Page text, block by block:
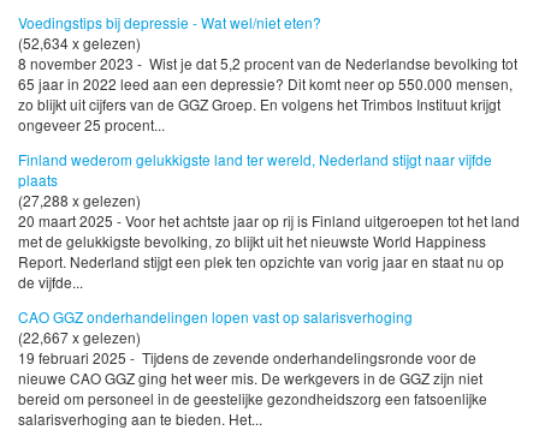
Voedingstips bij depressie - Wat wel/niet eten?
(52,634 x gelezen)
8 november 2023 - Wist je dat 5,2 procent van de Nederlandse bevolking tot
65 jaar in 2022 leed aan een depressie? Dit komt neer op 550.000 mensen,
zo blijkt uit cijfers van de GGZ Groep. En volgens het Trimbos Instituut krijgt
ongeveer 25 procent...
Finland wederom gelukkigste land ter wereld, Nederland stijgt naar vijfde
plaats
(27,288 x gelezen)
20 maart 2025 - Voor het achtste jaar op rij is Finland uitgeroepen tot het land
met de gelukkigste bevolking, zo blijkt uit het nieuwste World Happiness
Report. Nederland stijgt een plek ten opzichte van vorig jaar en staat nu op
de vijfde...
CAO GGZ onderhandelingen lopen vast op salarisverhoging
(22,667 x gelezen)
19 februari 2025 - Tijdens de zevende onderhandelingsronde voor de
nieuwe CAO GGZ ging het weer mis. De werkgevers in de GGZ zijn niet
bereid om personeel in de geestelijke gezondheidszorg een fatsoenlijke
salarisverhoging aan te bieden. Het...